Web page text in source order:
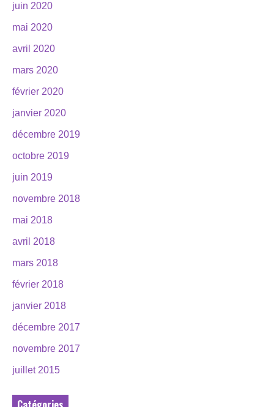
juin 2020
mai 2020
avril 2020
mars 2020
février 2020
janvier 2020
décembre 2019
octobre 2019
juin 2019
novembre 2018
mai 2018
avril 2018
mars 2018
février 2018
janvier 2018
décembre 2017
novembre 2017
juillet 2015